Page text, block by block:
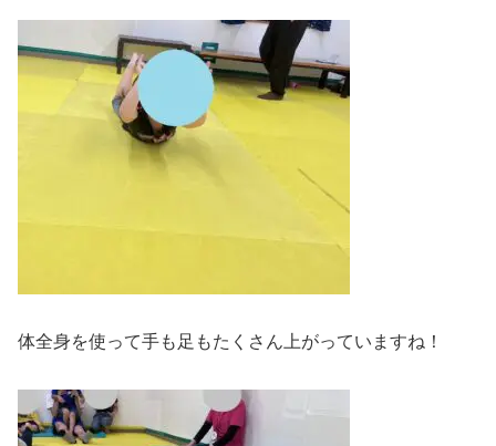
体全身を使って手も足もたくさん上がっていますね！